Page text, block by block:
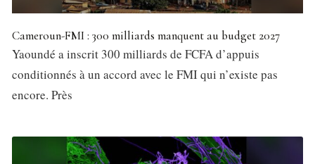
Cameroun-FMI : 300 milliards manquent au budget 2027
Yaoundé a inscrit 300 milliards de FCFA d’appuis
conditionnés à un accord avec le FMI qui n’existe pas
encore. Près